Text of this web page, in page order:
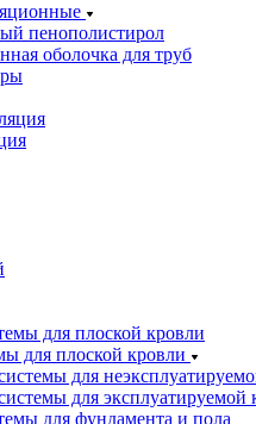
пенополистирол
оболочка для труб
для плоской кровли
для
для эксплуатируемой